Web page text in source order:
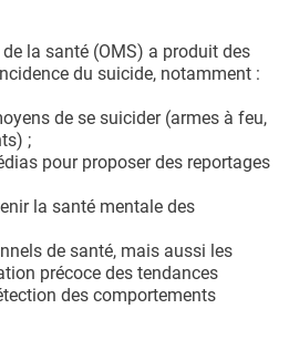
la santé (OMS) a produit des
du suicide, notamment :
de se suicider (armes à feu,
;
pour proposer des reportages
la santé mentale des
de santé, mais aussi les
précoce des tendances
des comportements